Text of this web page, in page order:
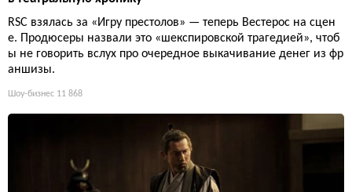
RSC взялась за «Игру престолов» — теперь Вестерос на сцен
е. Продюсеры назвали это «шекспировской трагедией», чтоб
ы не говорить вслух про очередное выкачивание денег из фр
аншизы.
Шоу-бизнес 11 868